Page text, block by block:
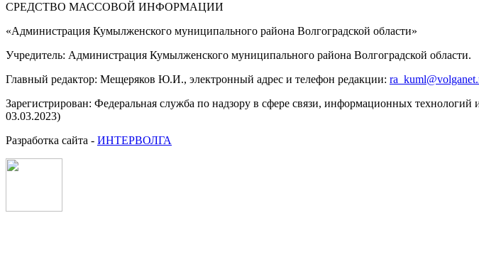
СРЕДСТВО МАССОВОЙ ИНФОРМАЦИИ
«Администрация Кумылженского муниципального района Волгоградской области»
Учредитель: Администрация Кумылженского муниципального района Волгоградской области.
Главный редактор: Мещеряков Ю.И., электронный адрес и телефон редакции:
Зарегистрирован: Федеральная служба по надзору в сфере связи, информационных
03.03.2023)
Разработка сайта - ИНТЕРВОЛГА